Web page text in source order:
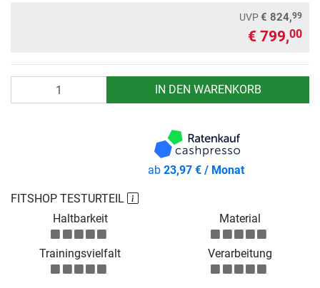
UVP€ 824,99
€ 799,00
IN DEN WARENKORB
FITSHOP TESTURTEIL
Haltbarkeit
Material
Trainingsvielfalt Verarbeitung
ab 23,97 € / Monat